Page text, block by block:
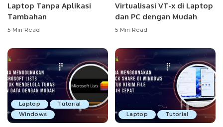
Laptop Tanpa Aplikasi
Tambahan
5 Min Read
Virtualisasi VT-x di Laptop
dan PC dengan Mudah
5 Min Read
Laptop
Tutorial
Windows
Laptop Tutorial